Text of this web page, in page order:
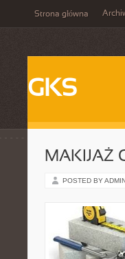
Strona główna
GKS
MAKIJAŻ
POSTED BY